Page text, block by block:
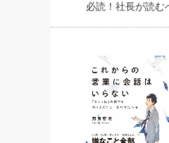
がよいのでしょうか！
武器としての
継続経営 百話
野田久美子
必読！社長が読む